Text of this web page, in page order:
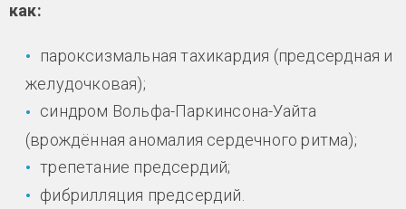
как:
пароксизмальная тахикардия (предсердная и
желудочковая);
синдром Вольфа-Паркинсона-Уайта
(врождённая аномалия сердечного ритма);
трепетание предсердий;
фибрилляция предсердий.